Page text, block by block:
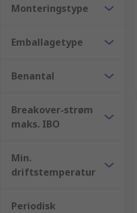
Monteringstype
Emballagetype
Benantal
Breakover-strøm
maks. IBO
Min.
driftstemperatur
Periodisk